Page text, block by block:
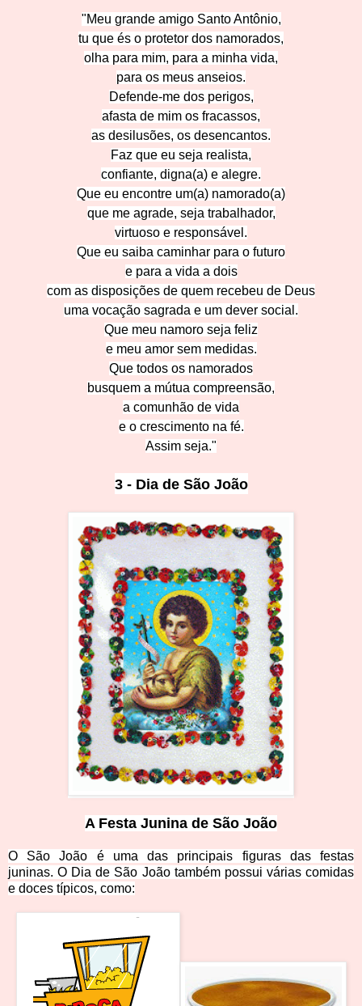
"Meu grande amigo Santo Antônio,
tu que és o protetor dos namorados,
olha para mim, para a minha vida,
para os meus anseios.
Defende-me dos perigos,
afasta de mim os fracassos,
as desilusões, os desencantos.
Faz que eu seja realista,
confiante, digna(a) e alegre.
Que eu encontre um(a) namorado(a)
que me agrade, seja trabalhador,
virtuoso e responsável.
Que eu saiba caminhar para o futuro
e para a vida a dois
com as disposições de quem recebeu de Deus
uma vocação sagrada e um dever social.
Que meu namoro seja feliz
e meu amor sem medidas.
Que todos os namorados
busquem a mútua compreensão,
a comunhão de vida
e o crescimento na fé.
Assim seja."
3 - Dia de São João
A Festa Junina de São João
O São João é uma das principais figuras das festas
juninas. O Dia de São João também possui várias comidas
e doces típicos, como: